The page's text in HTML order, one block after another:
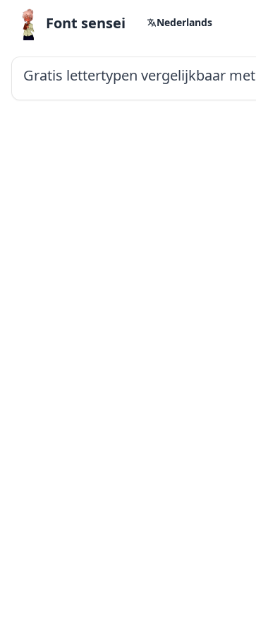
Font sensei Nederlands
Gratis lettertypen vergelijkbaar met